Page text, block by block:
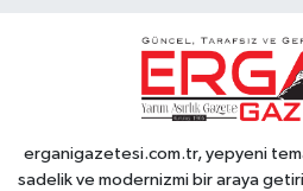
erganigazetesi.com.tr, yepyeni
sadelik ve modernizmi bir araya